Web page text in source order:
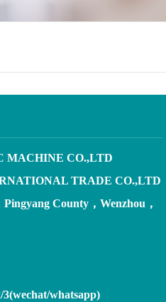
MACHINE CO.,LTD
TRADE CO.,LTD
Pingyang County ，Wenzhou ，
3(wechat/whatsapp)